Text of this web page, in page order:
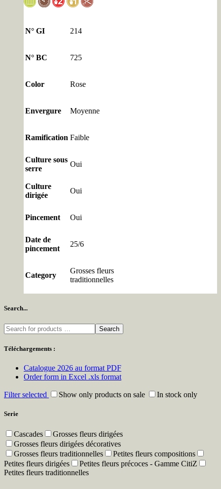
N° GI 214
N° BC 725
Color Rose
Envergure Moyenne
Ramification Faible
Culture sous
serre
Oui
Culture
dirigée
Oui
Pincement Oui
Date de
pincement
25/6
Category
Grosses fleurs
traditionnelles
Search...
Search
Téléchargements :
Catalogue 2026 au format PDF
Order form in Excel .xls format
Filter selected Show only products on sale In stock only
Serie
Cascades
Grosses fleurs dirigées
Grosses fleurs dirigées décoratives
Grosses fleurs traditionnelles
Petites fleurs compositions
Petites fleurs dirigées
Petites fleurs précoces - Gamme CitiZ
Petites fleurs traditionnelles